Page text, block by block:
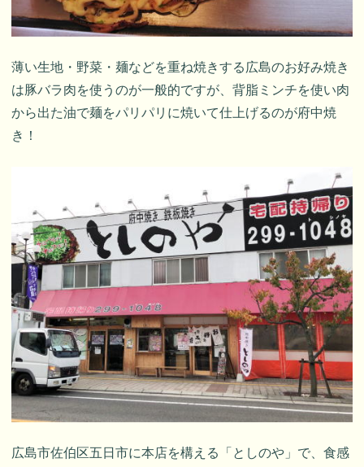
薄い生地・野菜・麺などを重ね焼きする広島のお好み焼き
は豚バラ肉を使うのが一般的ですが、背脂ミンチを使い肉
から出た油で麺をパリパリに焼いて仕上げるのが府中焼
き！
広島市佐伯区五日市に本店を構える「としのや」で、食感